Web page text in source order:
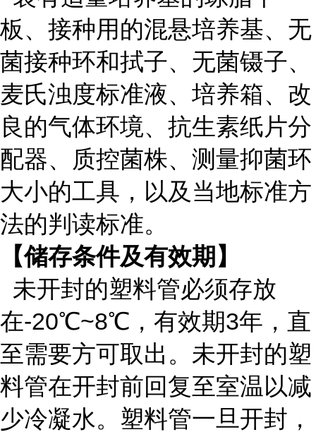
板、接种用的混悬培养基、无
菌接种环和拭子、无菌镊子、
麦氏浊度标准液、培养箱、改
良的气体环境、抗生素纸片分
配器、质控菌株、测量抑菌环
大小的工具，以及当地标准方
法的判读标准。
【储存条件及有效期】
未开封的塑料管必须存放
在-20℃~8℃，有效期3年，直
至需要方可取出。未开封的塑
料管在开封前回复至室温以减
少冷凝水。塑料管一旦开封，